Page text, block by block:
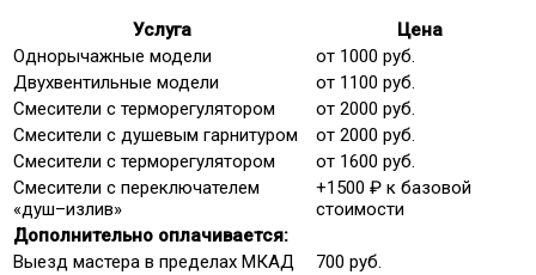
Услуга
Цена
Однорычажные модели
от 1000 руб.
Двухвентильные модели
от 1100 руб.
Смесители с терморегулятором
от 2000 руб.
Смесители с душевым гарнитуром
от 2000 руб.
Смесители с терморегулятором
от 1600 руб.
Смесители с переключателем
«душ–излив»
+1500 ₽ к базовой
стоимости
Дополнительно оплачивается:
Выезд мастера в пределах МКАД
700 руб.